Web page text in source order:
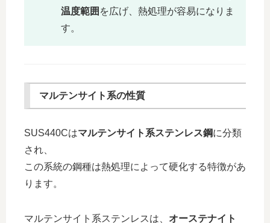
温度範囲 を広げ、熱処理が容易になりま
す。
マルテンサイト系の性質
SUS440Cはマルテンサイト系ステンレス鋼に分類
され、
この系統の鋼種は熱処理によって硬化する特徴があ
ります。
マルテンサイト系ステンレスは、 オーステナイト